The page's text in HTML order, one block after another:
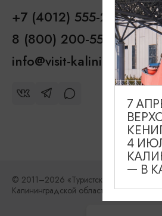
+7 (4012) 555-200
8 (800) 200-55-39
info@visit-kaliningrad.ru
© 2011–2026 «Туристский
Калининградской области»
7
4
— В